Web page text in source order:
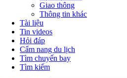
Giao thông
Thông tin khác
Tài liệu
Tin videos
Hỏi đáp
Cẩm nang du lịch
Tìm chuyến bay
Tìm kiếm